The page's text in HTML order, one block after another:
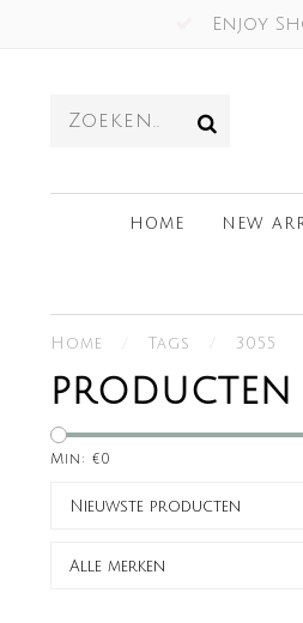
Enjoy
HOME NEW
Home Tags 3055
Min: €0